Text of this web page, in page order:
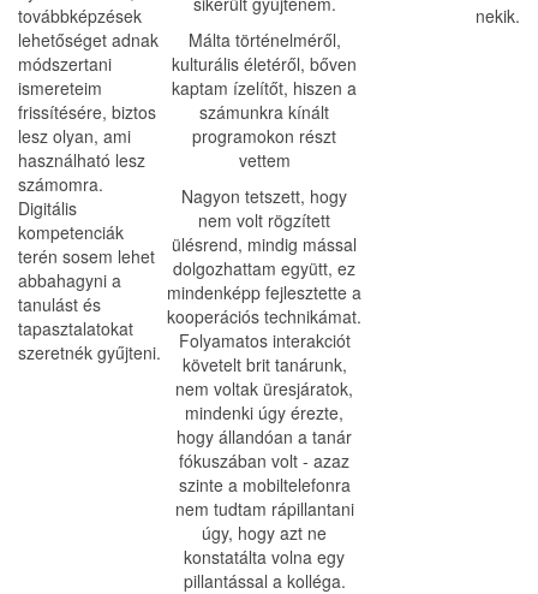
továbbképzések
lehetőséget adnak
módszertani
ismereteim
frissítésére, biztos
lesz olyan, ami
használható lesz
számomra.
Digitális
kompetenciák
terén sosem lehet
abbahagyni a
tanulást és
tapasztalatokat
szeretnék gyűjteni.
Málta történelméről,
kulturális életéről, bőven
kaptam ízelítőt, hiszen a
számunkra kínált
programokon részt
vettem
Nagyon tetszett, hogy
nem volt rögzített
ülésrend, mindig mással
dolgozhattam együtt, ez
mindenképp fejlesztette a
kooperációs technikámat.
Folyamatos interakciót
követelt brit tanárunk,
nem voltak üresjáratok,
mindenki úgy érezte,
hogy állandóan a tanár
fókuszában volt - azaz
szinte a mobiltelefonra
nem tudtam rápillantani
úgy, hogy azt ne
konstatálta volna egy
pillantással a kolléga.
nekik.